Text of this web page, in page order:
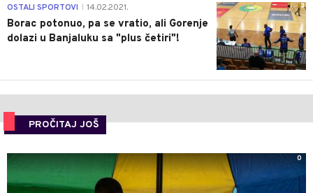
3
OSTALI SPORTOVI 14.02.2021.
Borac potonuo, pa se vratio, ali Gorenje
dolazi u Banjaluku sa "plus četiri"!
PROČITAJ JOŠ
0